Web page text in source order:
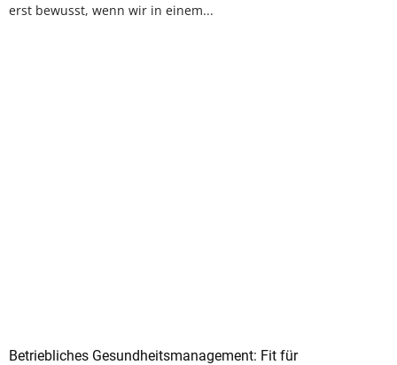
erst bewusst, wenn wir in einem...
Betriebliches Gesundheitsmanagement: Fit für